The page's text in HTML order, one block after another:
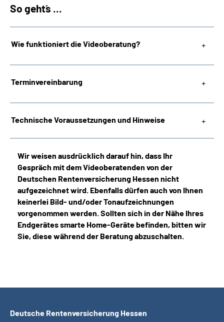
So geht´s ...
Wie funktioniert die Videoberatung?
Terminvereinbarung
Technische Voraussetzungen und Hinweise
Wir weisen ausdrücklich darauf hin, dass Ihr
Gespräch mit dem Videoberatenden von der
Deutschen Rentenversicherung Hessen nicht
aufgezeichnet wird. Ebenfalls dürfen auch von Ihnen
keinerlei Bild- und/oder Tonaufzeichnungen
vorgenommen werden. Sollten sich in der Nähe Ihres
Endgerätes smarte Home-Geräte befinden, bitten wir
Sie, diese während der Beratung abzuschalten.
Deutsche Rentenversicherung Hessen